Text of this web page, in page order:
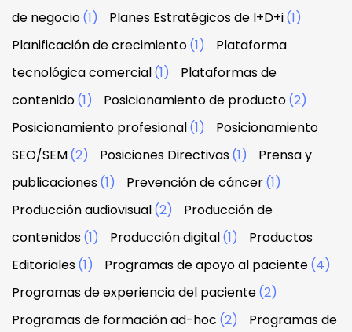
de negocio(1) Planes Estratégicos de I+D+i(1)
Planificación de crecimiento(1)
Plataforma
tecnológica comercial(1)
Plataformas de
contenido(1) Posicionamiento de producto(2)
Posicionamiento profesional(1)
Posicionamiento
SEO/SEM(2) Posiciones Directivas(1)
Prensa y
publicaciones(1) Prevención de cáncer(1)
Producción audiovisual(2)
Producción de
contenidos(1) Producción digital(1)
Productos
Editoriales(1) Programas de apoyo al paciente(4)
Programas de experiencia del paciente(2)
Programas de formación ad-hoc (2) Programas de